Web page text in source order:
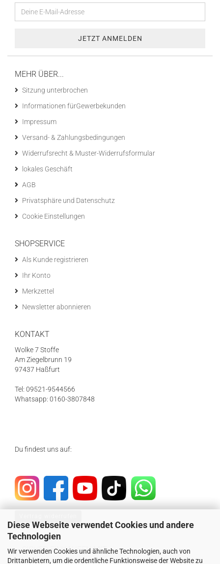
Diese Webseite verwendet Cookies und andere
Technologien
Wir verwenden Cookies und ähnliche Technologien, auch von
Drittanbietern, um die ordentliche Funktionsweise der Website zu
MEHR ÜBER...
Sitzung unterbrochen
Informationen fürGewerbekunden
Impressum
Versand- & Zahlungsbedingungen
Widerrufsrecht & Muster-Widerrufsformular
lokales Geschäft
AGB
Privatsphäre und Datenschutz
Cookie Einstellungen
SHOPSERVICE
Als Kunde registrieren
Ihr Konto
Merkzettel
Newsletter abonnieren
KONTAKT
Wolke 7 Stoffe
Am Ziegelbrunn 19
97437 Haßfurt
Tel: 09521-9544566
Whatsapp: 0160-3807848
Du findest uns auf:
SICHER EINKAUFEN MIT